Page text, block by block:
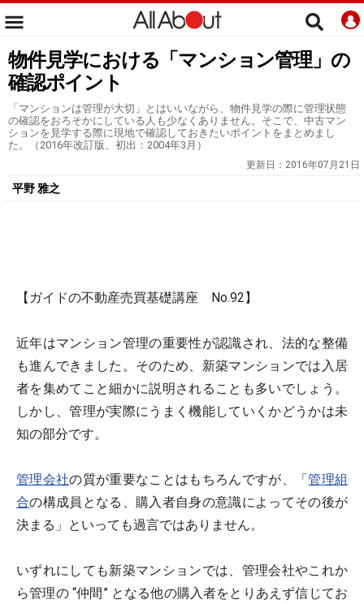
物件見学における「マンション管理」の
確認ポイント
「マンションは管理が大切」とはいいながら、物件見学の際に管理状態
の確認をおろそかにしている人も少なくありません。そこで、中古マン
ションを見学する際に現地で確認しておきたいポイントをまとめまし
た。（2016年改訂版、初出：2004年3月）
更新日： 2016年07月21日
平野 雅之
【ガイドの不動産売買基礎講座 No.92】
近年はマンション管理の重要性が認識され、法的な整備
も進んできました。そのため、新築マンションでは入居
者を集めてこと細かに説明されることも多いでしょう。
しかし、管理が実際にうまく機能していくかどうかは未
知の部分です。
管理会社の質が重要なことはもちろんですが、「管理組
合の構成員となる、購入者自身の意識によってその後が
決まる」といっても過言ではありません。
いずれにしても新築マンションでは、管理会社やこれか
ら管理の “仲間” となる他の購入者をとりあえず信じてお